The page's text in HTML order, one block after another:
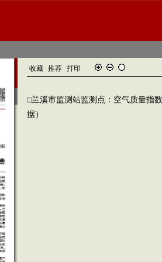
收藏 推荐 打印
□兰溪市监测站监测点：空气质量指
据）